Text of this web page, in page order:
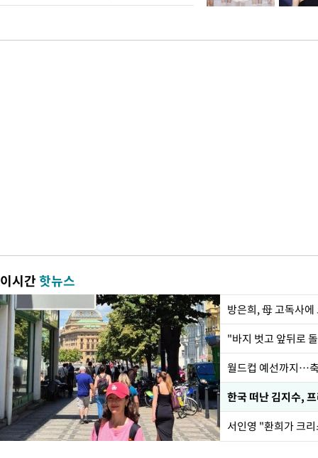
이시간핫뉴스
방은희, 母 고독사
월드컵 예선까지…
한국 떠난 김지수,
서인영 "환희가 크